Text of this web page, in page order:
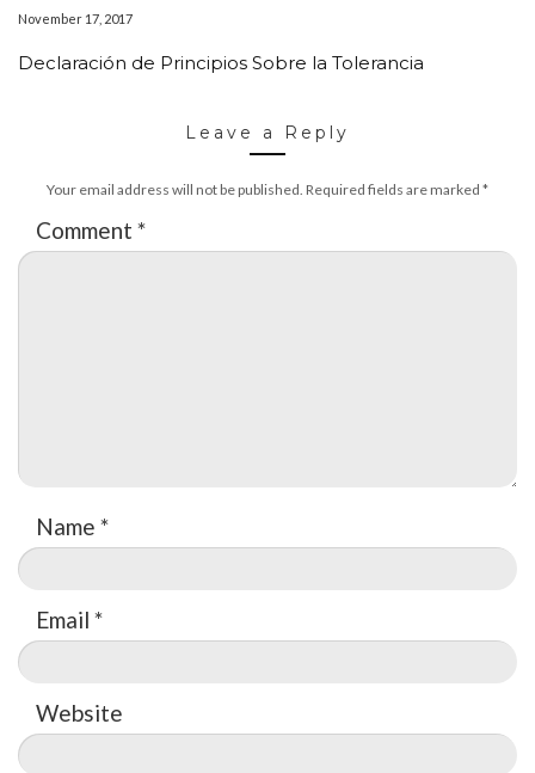
November 17, 2017
Declaración de Principios Sobre la Tolerancia
Leave a Reply
Your email address will not be published. Required fields are marked *
Comment *
Name *
Email *
Website